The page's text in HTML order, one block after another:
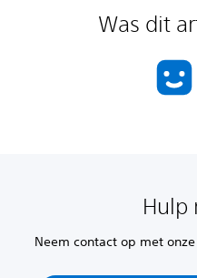
Was dit
Hulp
Neem contact op met